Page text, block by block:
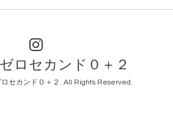
ロセカンド０＋２
セカンド０＋２ . All Rights Reserved.